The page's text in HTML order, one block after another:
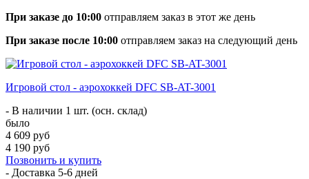
При заказе до 10:00 отправляем заказ в этот же день
При заказе после 10:00 отправляем заказ на следующий день
Игровой стол - аэрохоккей DFC SB-AT-3001
- В наличии 1 шт. (осн. склад)
было
4 609 руб
4 190 руб
Позвонить и купить
- Доставка 5-6 дней